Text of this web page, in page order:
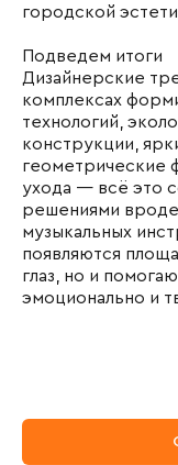
городской
Подведем итоги
Дизайнерские
комплексах
технологий,
конструкции,
геометрические
ухода — всё это
решениями вроде
музыкальных
появляются
глаз, но и
эмоционально и